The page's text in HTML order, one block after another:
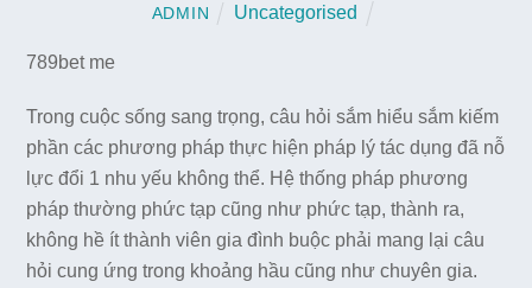
ADMIN Uncategorised
789bet me
Trong cuộc sống sang trọng, câu hỏi sắm hiểu sắm kiếm
phần các phương pháp thực hiện pháp lý tác dụng đã nỗ
lực đổi 1 nhu yếu không thể. Hệ thống pháp phương
pháp thường phức tạp cũng như phức tạp, thành ra,
không hề ít thành viên gia đình buộc phải mang lại câu
hỏi cung ứng trong khoảng hầu cũng như chuyên gia.